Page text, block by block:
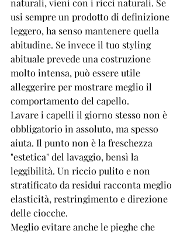
naturali, vieni con i ricci naturali. Se
usi sempre un prodotto di definizione
leggero, ha senso mantenere quella
abitudine. Se invece il tuo styling
abituale prevede una costruzione
molto intensa, può essere utile
alleggerire per mostrare meglio il
comportamento del capello.
Lavare i capelli il giorno stesso non è
obbligatorio in assoluto, ma spesso
aiuta. Il punto non è la freschezza
"estetica" del lavaggio, bensì la
leggibilità. Un riccio pulito e non
stratificato da residui racconta meglio
elasticità, restringimento e direzione
delle ciocche.
Meglio evitare anche le pieghe che